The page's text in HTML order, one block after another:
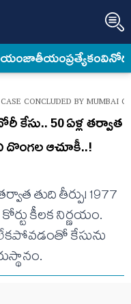
జాతీయంప్రత్యేకం
CONCLUDED BY MUMBAI
కేసు.. 50 ఏళ్ల తర్వాత
దొంగల ఆచూకీ..!
తుది తీర్పు! 1977
కీలక నిర్ణయం.
కేసును